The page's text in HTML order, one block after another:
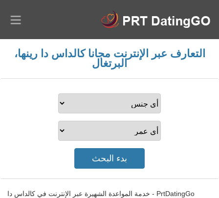
التعارف عبر الإنترنت مجانا كالداس دا رينها،
البرتغال
PrtDatingGo - خدمة المواعدة الشهيرة عبر الإنترنت في كالداس دا